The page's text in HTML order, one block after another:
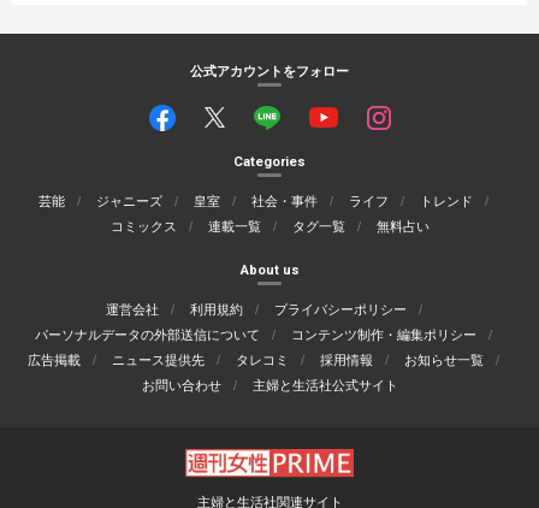
公式アカウントをフォロー
Categories
芸能 ジャニーズ 皇室 社会・事件 ライフ
トレンド
コミックス
連載一覧 タグ一覧 無料占い
About us
運営会社 利用規約
プライバシーポリシー
パーソナルデータの外部送信について
コンテンツ制作・編集ポリシー
広告掲載
ニュース提供先 タレコミ 採用情報
お知らせ一覧
お問い合わせ
主婦と生活社公式サイト
主婦と生活社関連サイト